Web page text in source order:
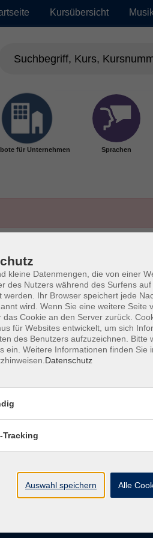
Kursübersicht
für Unternehmen Sprachen
AGB Datenschutzerklärung
kleine Datenmengen, die von einer
des Nutzers während des Surfens
werden. Ihr Browser speichert jede
wird. Wenn Sie eine weitere Seite
das Cookie an den Server zurück.
für Websites entwickelt, um sich
des Benutzers aufzuzeichnen. Bitte
ein. Weitere Informationen finden Sie
Datenschutz
Tracking
Auswahl speichern Alle